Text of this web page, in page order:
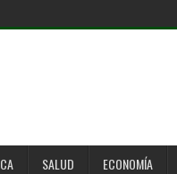
SALUD ECONOMÍA